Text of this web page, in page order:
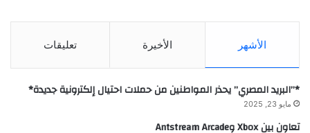
الأشهر الأخيرة تعليقات
*”البريد المصري” يحذر المواطنين من حملات احتيال إلكترونية جديدة*
مايو 23, 2025
تعاون بين Xbox وAntstream Arcade